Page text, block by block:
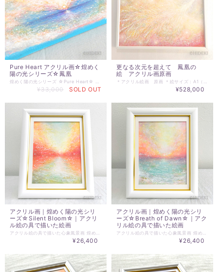
Pure Heart アクリル画☆煌めく
陽の光シリーズ☆鳳凰
¥33,000 SOLD OUT
更なる次元を超えて 鳳凰の
絵 アクリル画原画
¥528,000
アクリル画｜煌めく陽の光シリ
ーズ☆Silent Bloom☆｜アクリ
ル絵の具で描いた絵画
¥26,400
アクリル画｜煌めく陽の光シリ
ーズ☆Breath of Dawn☆｜アク
リル絵の具で描いた絵画
¥26,400